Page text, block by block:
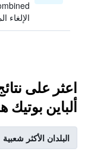
الإلغاء
اعثر على
ألباين بوتيك
البلدان الأكثر شعبية